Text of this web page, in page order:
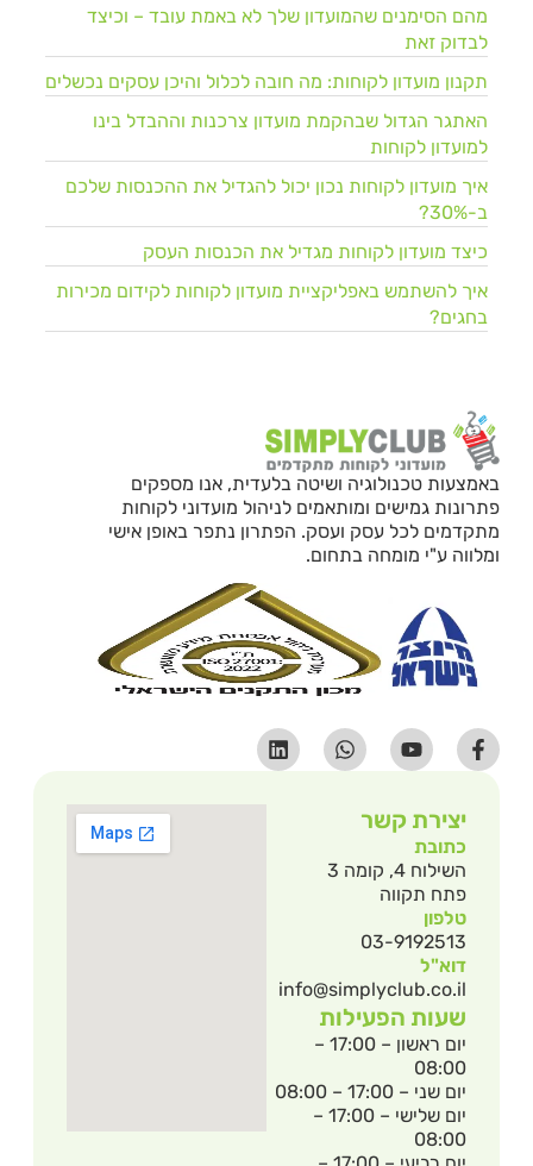
מהם הסימנים שהמועדון שלך לא באמת עובד – וכיצד
לבדוק זאת
תקנון מועדון לקוחות: מה חובה לכלול והיכן עסקים נכשלים
האתגר הגדול שבהקמת מועדון צרכנות וההבדל בינו
למועדון לקוחות
איך מועדון לקוחות נכון יכול להגדיל את ההכנסות שלכם
ב-30%?
כיצד מועדון לקוחות מגדיל את הכנסות העסק
איך להשתמש באפליקציית מועדון לקוחות לקידום מכירות
בחגים?
באמצעות טכנולוגיה ושיטה בלעדית, אנו מספקים
פתרונות גמישים ומותאמים לניהול מועדוני לקוחות
מתקדמים לכל עסק ועסק. הפתרון נתפר באופן אישי
ומלווה ע"י מומחה בתחום.
יצירת קשר
כתובת
השילוח 4, קומה 3
פתח תקווה
טלפון
03-9192513
דוא"ל
info@simplyclub.co.il
שעות הפעילות
יום ראשון – 17:00 –
08:00
יום שני – 17:00 – 08:00
יום שלישי – 17:00 –
08:00